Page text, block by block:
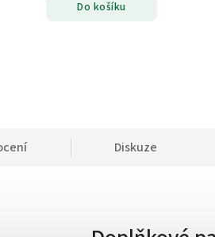
Do košíku
Diskuze